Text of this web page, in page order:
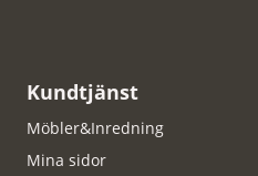
Kundtjänst
Möbler&Inredning
Mina sidor